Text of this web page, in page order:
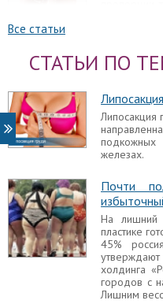
один раз
жировой
растяжек и
Липосакция
железах.
тому,
Все статьи
СТАТЬИ ПО
Липосакция
железах.
Почти
На лишний
пластике
45%
холдинга
городов с
Лишним